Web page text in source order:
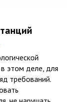
этом деле, для
требований.